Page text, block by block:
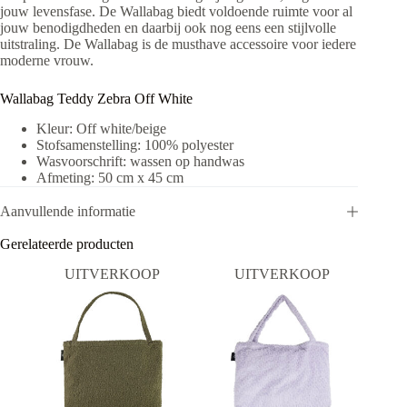
jouw levensfase. De Wallabag biedt voldoende ruimte voor al
jouw benodigdheden en daarbij ook nog eens een stijlvolle
uitstraling. De Wallabag is de musthave accessoire voor iedere
moderne vrouw.
Wallabag Teddy Zebra Off White
Kleur: Off white/beige
Stofsamenstelling: 100% polyester
Wasvoorschrift: wassen op handwas
Afmeting: 50 cm x 45 cm
Aanvullende informatie
Gerelateerde producten
UITVERKOOP
UITVERKOOP